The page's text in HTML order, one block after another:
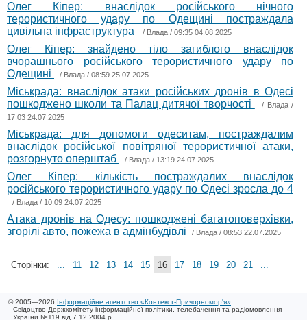
Олег Кіпер: внаслідок російського нічного
терористичного удару по Одещині постраждала
цивільна інфраструктура
/ Влада / 09:35 04.08.2025
Олег Кіпер: знайдено тіло загиблого внаслідок
вчорашнього російського терористичного удару по
Одещині
/ Влада / 08:59 25.07.2025
Міськрада: внаслідок атаки російських дронів в Одесі
пошкоджено школи та Палац дитячої творчості
/ Влада/
17:03 24.07.2025
Міськрада: для допомоги одеситам, постраждалим
внаслідок російської повітряної терористичної атаки,
розгорнуто оперштаб
/ Влада / 13:19 24.07.2025
Олег Кіпер: кількість постраждалих внаслідок
російського терористичного удару по Одесі зросла до 4
/ Влада / 10:09 24.07.2025
Атака дронів на Одесу: пошкоджені багатоповерхівки,
згорілі авто, пожежа в адмінбудівлі
/ Влада / 08:53 22.07.2025
Сторінки: ... 11 12 13 14 15 16 17 18 19 20 21 ...
© 2005—2026 Інформаційне агентство «Контекст-Причорномор'я»
Свідоцтво Держкомітету інформаційної політики, телебачення та радіомовлення
України №119 від 7.12.2004 р.